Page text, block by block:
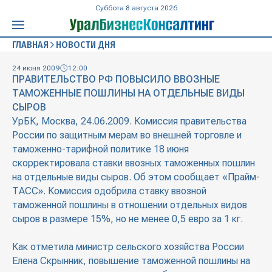
Суббота 8 августа 2026
ГЛАВНАЯ НОВОСТИ ДНЯ
24 июня 2009 12:00
ПРАВИТЕЛЬСТВО РФ ПОВЫСИЛО ВВОЗНЫЕ
ТАМОЖЕННЫЕ ПОШЛИНЫ НА ОТДЕЛЬНЫЕ ВИДЫ
СЫРОВ
УрБК, Москва, 24.06.2009. Комиссия правительства
России по защитным мерам во внешней торговле и
таможенно-тарифной политике 18 июня
скорректировала ставки ввозных таможенных пошлин
на отдельные виды сыров. Об этом сообщает «Прайм-
ТАСС». Комиссия одобрила ставку ввозной
таможенной пошлины в отношении отдельных видов
сыров в размере 15%, но не менее 0,5 евро за 1 кг.
Как отметила министр сельского хозяйства России
Елена Скрынник, повышение таможенной пошлины на